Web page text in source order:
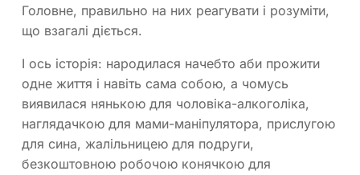
Головне, правильно на них реагувати і розуміти,
що взагалі діється.
І ось історія: народилася начебто аби прожити
одне життя і навіть сама собою, а чомусь
виявилася нянькою для чоловіка-алкоголіка,
наглядачкою для мами-маніпулятора, прислугою
для сина, жалільницею для подруги,
безкоштовною робочою конячкою для